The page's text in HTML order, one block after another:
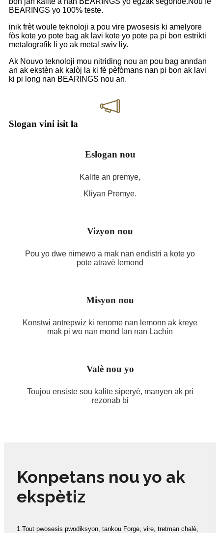
BEARINGS yo 100% teste.
inik frèt woule teknoloji a pou vire pwosesis ki amelyore
fòs kote yo pote bag ak lavi kote yo pote pa pi bon estrikti
metalografik li yo ak metal swiv liy.
Ak Nouvo teknoloji mou nitriding nou an pou bag anndan
an ak ekstèn ak kalòj la ki fè pèfòmans nan pi bon ak lavi
ki pi long nan BEARINGS nou an.
Slogan vini isit la
Eslogan nou
Kalite an premye,
Kliyan Premye.
Vizyon nou
Pou yo dwe nimewo a mak nan endistri a kote yo
pote atravè lemond
Misyon nou
Konstwi antrepwiz ki renome nan lemonn ak kreye
mak pi wo nan mond lan nan Lachin
Valè nou yo
Toujou ensiste sou kalite siperyè, manyen ak pri
rezonab bi
Konpetans nou yo ak
ekspètiz
1 .Tout pwosesis pwodiksyon, tankou Forge, vire, tretman chalè,